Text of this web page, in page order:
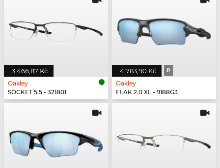
3 466,87 Kč
Oakley
SOCKET 5.5 - 321801
4 783,90 Kč P
Oakley
FLAK 2.0 XL - 9188G3